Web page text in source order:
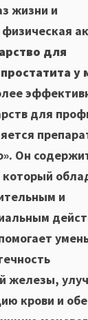
жизни и
для
у
для
Он
и
железы,
крови и